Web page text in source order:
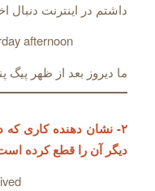
داشتم در اینترنت
afternoon
ما دیروز بعد از ظهر پیگ
۲- نشان دهنده کاری که
دیگر آن را قطع کرده